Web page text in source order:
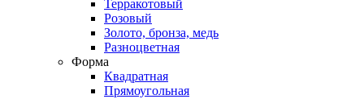
Терракотовый
Розовый
Золото, бронза, медь
Разноцветная
Форма
Квадратная
Прямоугольная